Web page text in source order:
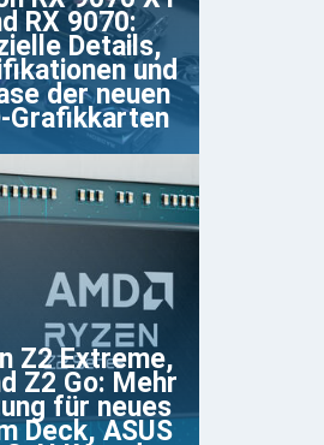
RX 9070:
Details,
und
der neuen
Grafikkarten
Z2 Extreme,
Z2 Go: Mehr
für neues
Deck, ASUS